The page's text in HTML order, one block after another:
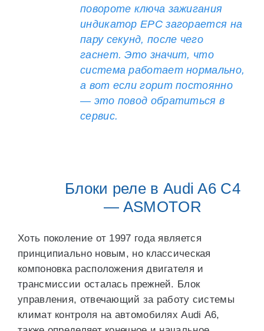
повороте ключа зажигания
индикатор EPC загорается на
пару секунд, после чего
гаснет. Это значит, что
система работает нормально,
а вот если горит постоянно
— это повод обратиться в
сервис.
Блоки реле в Audi A6 C4
— ASMOTOR
Хоть поколение от 1997 года является
принципиально новым, но классическая
компоновка расположения двигателя и
трансмиссии осталась прежней. Блок
управления, отвечающий за работу системы
климат контроля на автомобилях Audi А6,